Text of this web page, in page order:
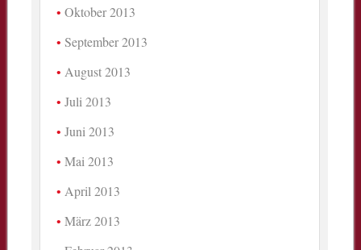
Oktober 2013
September 2013
August 2013
Juli 2013
Juni 2013
Mai 2013
April 2013
März 2013